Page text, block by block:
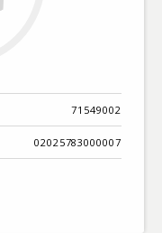
71549002
02025783000007